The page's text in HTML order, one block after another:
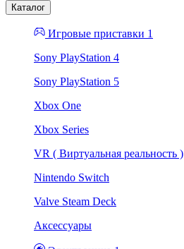
Каталог
Игровые приставки 1
Sony PlayStation 4
Sony PlayStation 5
Xbox One
Xbox Series
VR ( Виртуальная реальность )
Nintendo Switch
Valve Steam Deck
Аксессуары